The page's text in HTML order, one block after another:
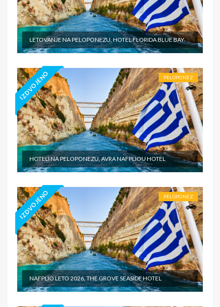
LETOVANJE NA PELOPONEZU, HOTEL FLORIDA BLUE BAY
IZDVOJENO PELOPONEZ
HOTELI NA PELOPONEZU, AVRA NAFPLIOU HOTEL
IZDVOJENO PELOPONEZ
NAFPLIO LETO 2026, THE GROVE SEASIDE HOTEL